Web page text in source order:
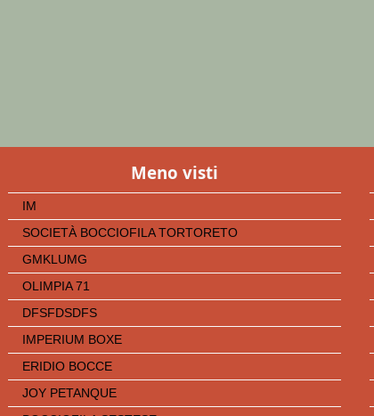
Meno visti
IM
SOCIETÀ BOCCIOFILA TORTORETO
GMKLUMG
OLIMPIA 71
DFSFDSDFS
IMPERIUM BOXE
ERIDIO BOCCE
JOY PETANQUE